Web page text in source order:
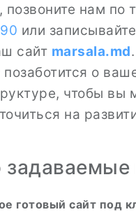
, позвоните нам по
или
сайт marsala.md
о
чтобы вы
на
готовый сайт под